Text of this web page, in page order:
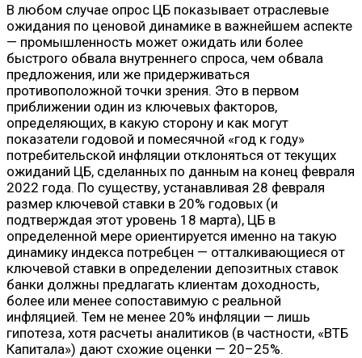
В любом случае опрос ЦБ показывает отраслевые
ожидания по ценовой динамике в важнейшем аспекте
— промышленность может ожидать или более
быстрого обвала внутреннего спроса, чем обвала
предложения, или же придерживаться
противоположной точки зрения. Это в первом
приближении один из ключевых факторов,
определяющих, в какую сторону и как могут
показатели годовой и помесячной «год к году»
потребительской инфляции отклоняться от текущих
ожиданий ЦБ, сделанных по данным на конец февраля
2022 года. По существу, устанавливая 28 февраля
размер ключевой ставки в 20% годовых (и
подтверждая этот уровень 18 марта), ЦБ в
определенной мере ориентируется именно на такую
динамику индекса потребцен — отталкивающиеся от
ключевой ставки в определении депозитных ставок
банки должны предлагать клиентам доходность,
более или менее сопоставимую с реальной
инфляцией. Тем не менее 20% инфляции — лишь
гипотеза, хотя расчеты аналитиков (в частности, «ВТБ
Капитала») дают схожие оценки — 20–25%.